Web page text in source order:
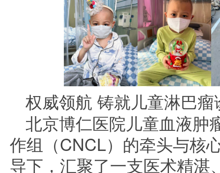
权威领航 铸就儿童淋巴
北京博仁医院儿童血液肿
作组（CNCL）的牵头与核
导下，汇聚了一支医术精湛